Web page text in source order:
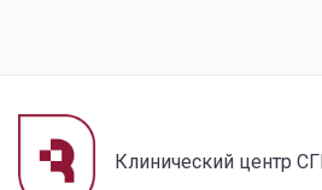
Клинический центр